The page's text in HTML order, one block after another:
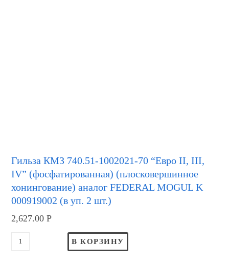
Гильза КМЗ 740.51-1002021-70 “Евро II, III,
IV” (фосфатированная) (плосковершинное
хонингование) аналог FEDERAL MOGUL K
000919002 (в уп. 2 шт.)
2,627.00Р
В КОРЗИНУ